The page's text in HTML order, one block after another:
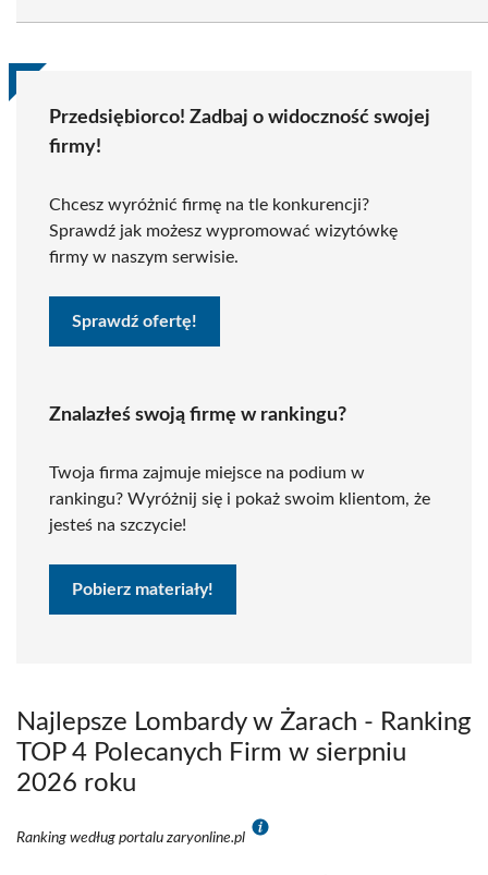
Przedsiębiorco! Zadbaj o widoczność swojej
firmy!
Chcesz wyróżnić firmę na tle konkurencji?
Sprawdź jak możesz wypromować wizytówkę
firmy w naszym serwisie.
Sprawdź ofertę!
Znalazłeś swoją firmę w rankingu?
Twoja firma zajmuje miejsce na podium w
rankingu? Wyróżnij się i pokaż swoim klientom, że
jesteś na szczycie!
Pobierz materiały!
Najlepsze Lombardy w Żarach - Ranking
TOP 4 Polecanych Firm w sierpniu
2026 roku
Ranking według portalu zaryonline.pl